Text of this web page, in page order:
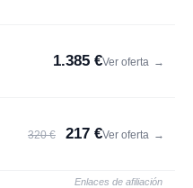
1.385 €Ver oferta →
320 € 217 €Ver oferta →
Enlaces de afiliación